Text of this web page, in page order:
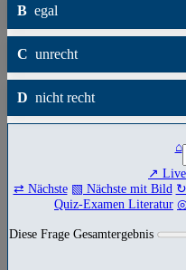
B egal
C unrecht
D nicht recht
⌂
↗
⇄ Nächste ▧ Nächste mit Bild ↻
Quiz-Examen Literatur ◎
Diese Frage Gesamtergebnis